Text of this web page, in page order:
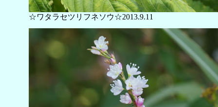
☆ワタラセツリフネソウ☆2013.9.11